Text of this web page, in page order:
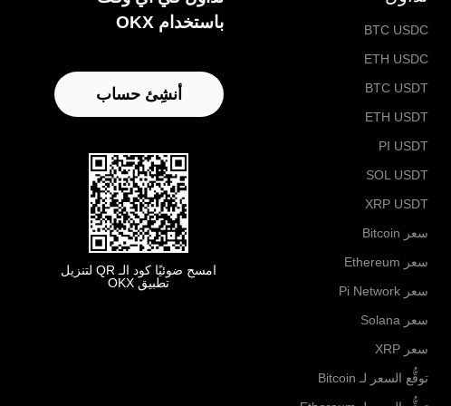
BTC USDC
ETH USDC
BTC USDT
ETH USDT
PI USDT
SOL USDT
XRP USDT
سعر Bitcoin
سعر Ethereum
سعر Pi Network
سعر Solana
سعر XRP
توقُّع السعر لـ Bitcoin
باستخدام OKX
أنشِئ حساب
امسح ضوئيًا كود الـ QR لتنزيل
تطبيق OKX